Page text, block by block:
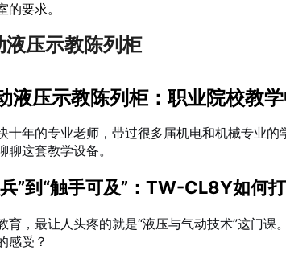
的要求。
压示教陈列柜
压示教陈列柜：职业院校教学
十年的专业老师，带过很多届机电和机械专业
这套教学设备。
”到“触手可及”：TW-CL8Y如何
育，最让人头疼的就是“液压与气动技术”这门
感受？